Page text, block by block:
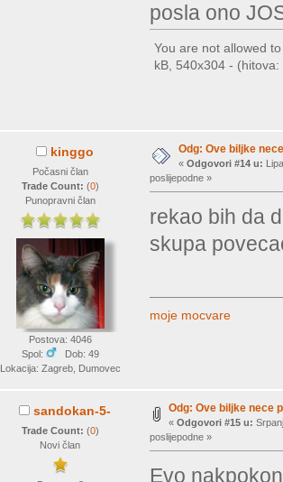
posla ono
You are not allowed
kB, 540x304 - (hitova:
kinggo
Počasni član
Trade Count: (0)
Punopravni član
Postova: 4046
Spol:
Dob: 49
Lokacija: Zagreb, Dumovec
Odg: Ove biljke
« Odgovori #14 u:
poslijepodne »
rekao bih da
skupa
moje mocvare
sandokan-5-
Trade Count: (0)
Novi član
Odg: Ove biljke nece
« Odgovori #15 u:
poslijepodne »
Evo